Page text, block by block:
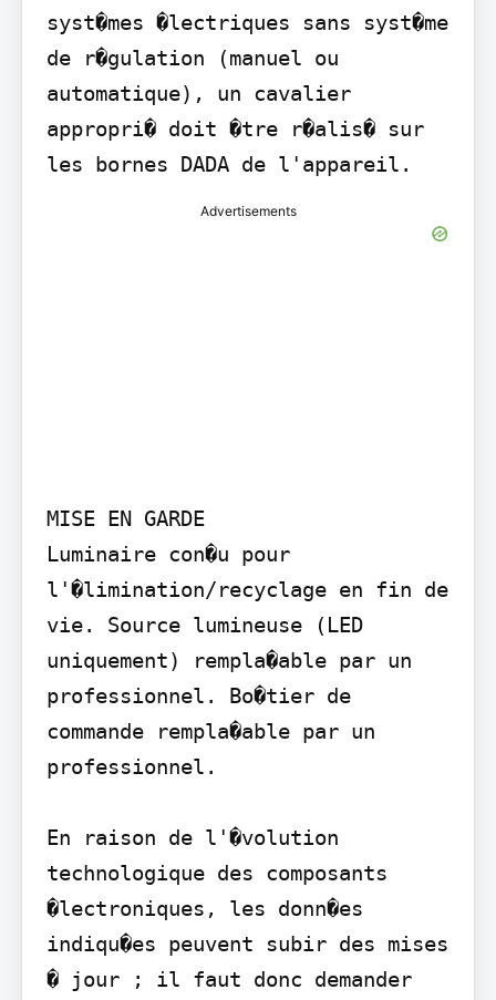
syst�mes �lectriques sans syst�me
de r�gulation (manuel ou
automatique), un cavalier
appropri� doit �tre r�alis� sur
les bornes DADA de l'appareil.
Advertisements
MISE EN GARDE
Luminaire con�u pour
l'�limination/recyclage en fin de
vie. Source lumineuse (LED
uniquement) rempla�able par un
professionnel. Bo�tier de
commande rempla�able par un
professionnel.
En raison de l'�volution
technologique des composants
�lectroniques, les donn�es
indiqu�es peuvent subir des mises
� jour ; il faut donc demander